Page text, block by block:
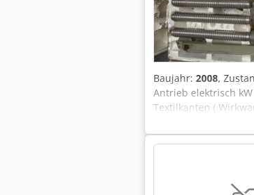
Baujahr: 2008,
Antrieb elektrisch
Textilkanten (